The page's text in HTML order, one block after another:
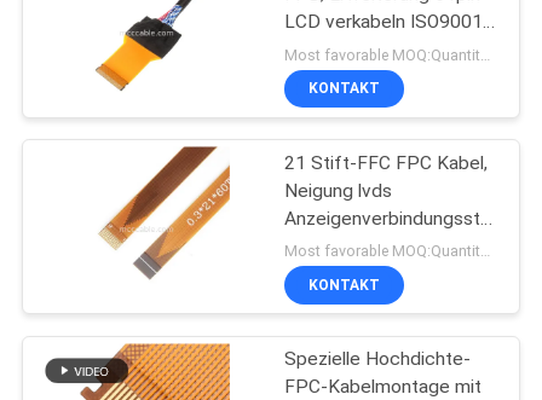
JST-Kabelbaum
33
molex Kabel
LCD verkabeln ISO9001
Certicate 2008
KONTAKT
21 Stift-FFC FPC Kabel,
Neigung lvds
Anzeigenverbindungsstück
FPC flexibles Flachkabel-
0.3mm
Most favorable MOQ:Quantität kann verkäuflich sein
KONTAKT
Spezielle Hochdichte-
FPC-Kabelmontage mit